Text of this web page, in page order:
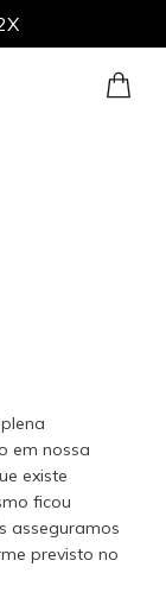
em nossa
existe
ficou
asseguramos
previsto no